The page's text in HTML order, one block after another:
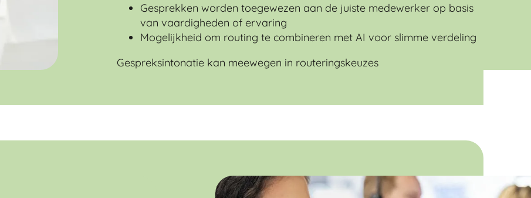
Gesprekken worden toegewezen aan de juiste medewerker op basis
van vaardigheden of ervaring
Mogelijkheid om routing te combineren met AI voor slimme verdeling
Gespreksintonatie kan meewegen in routeringskeuzes